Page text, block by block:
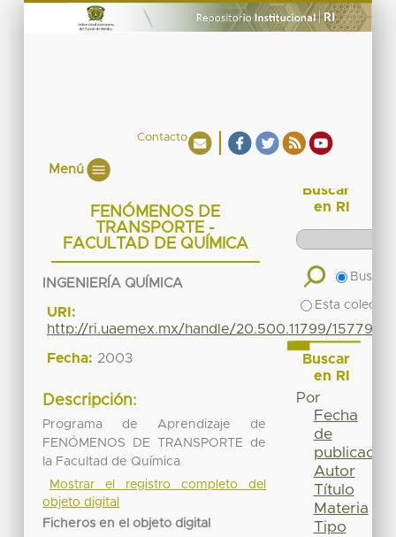
Contacto
Menú
FENÓMENOS DE
TRANSPORTE -
FACULTAD DE QUÍMICA
INGENIERÍA QUÍMICA
URI:
http://ri.uaemex.mx/handle/20.500.11799/15779
Fecha: 2003
Descripción:
Programa de Aprendizaje de
FENÓMENOS DE TRANSPORTE de
la Facultad de Química
Mostrar el registro completo del
objeto digital
Ficheros en el objeto digital
Buscar
en RI
Buscar
Esta
Buscar
en RI
Por
Fecha
de
publicación
Autor
Título
Materia
Tipo